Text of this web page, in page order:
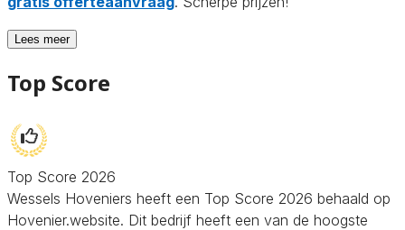
Lees meer
Top Score
Top Score 2026
Wessels Hoveniers heeft een Top Score 2026 behaald op
Hovenier.website. Dit bedrijf heeft een van de hoogste